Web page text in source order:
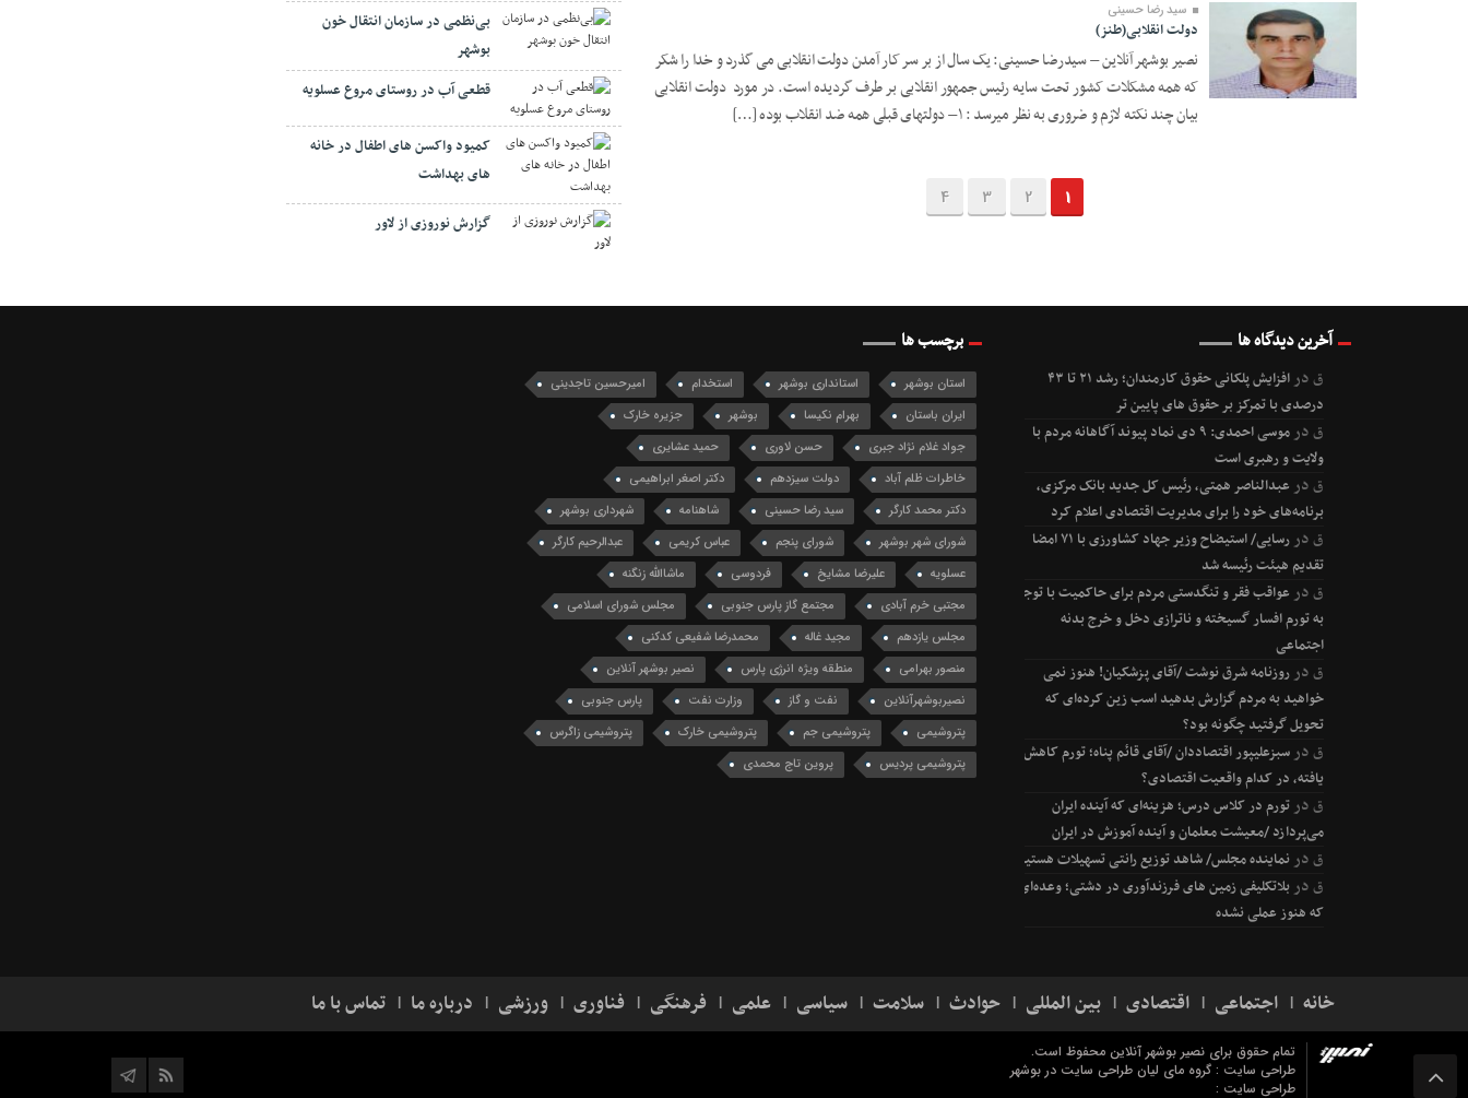
۱۸ مهر ۱۴۰۱
سید رضا حسینی
دولت انقلابی(طنز)
نصیر بوشهر آنلاین – سیدرضا حسینی: یک سال از بر سر کار آمدن دولت انقلابی می گذرد و خدا را شکر
که همه مشکلات کشور تحت سایه رئیس جمهور انقلابی بر طرف گردیده است. در مورد دولت انقلابی
بیان چند نکته لازم و ضروری به نظر میرسد : ۱– دولتهای قبلی همه ضد انقلاب بوده […]
1
2
3
4
بی‌نظمی در سازمان انتقال خون
بوشهر
قطعی آب در روستای مروع عسلویه
کمیود واکسن های اطفال در خانه
های بهداشت
گزارش نوروزی از لاور
آخرین دیدگاه ها
قدر
افزایش پلکانی حقوق کارمندان؛ رشد ۲۱ تا ۴۳
درصدی با تمرکز بر حقوق های پایین تر
قدر
موسی احمدی: ۹ دی نماد پیوند آگاهانه مردم با
ولایت و رهبری است
قدرعبدالناصر همتی، رئیس کل جدید بانک مرکزی،
برنامه‌های خود را برای مدیریت اقتصادی اعلام کرد
قدر
رسایی/ استیضاح وزیر جهاد کشاورزی با ۷۱ امضا
تقدیم هیئت رئیسه شد
قدرعواقب فقر و تنگدستی مردم برای حاکمیت با توجه
به تورم افسار گسیخته و ناترازی دخل و خرج بدنه
اجتماعی
قدرروزنامه شرق نوشت /آقای پزشکیان! هنوز نمی
خواهید به مردم گزارش بدهید اسب زین کرده‌ای که
تحویل گرفتید چگونه بود؟
قدرسبزعلیپور اقتصاددان /آقای قائم پناه؛ تورم کاهش
یافته، در کدام واقعیت اقتصادی؟
قدرتورم در کلاس درس؛ هزینه‌ای که آینده ایران
می‌پردازد /معیشت معلمان و آینده آموزش در ایران
قدرنماینده مجلس/ شاهد توزیع رانتی تسهیلات هستیم
قدربلاتکلیفی زمین های فرزندآوری در دشتی؛ وعده‌ای
که هنوز عملی نشده
برچسب ها
استان بوشهر استانداری بوشهر استخدام
امیرحسین تاجدینی
ایران باستان
بهرام نکیسا بوشهر
جزیره خارک
جواد غلام نژاد جبری
حسن لاوری
حمید عشایری
خاطرات ظلم آباد
دولت سیزدهم
دکتر اصغر ابراهیمی
دکتر محمد کارگر
سید رضا حسینی شاهنامه
شهرداری بوشهر
شورای شهر بوشهر
شورای پنجم عباس کریمی
عبدالرحیم کارگر
عسلویه
علیرضا مشایخ فردوسی
ماشاالله زنگنه
مجتبی خرم آبادی
مجتمع گاز پارس جنوبی
مجلس شورای اسلامی
مجلس یازدهم
مجید غاله
محمدرضا شفیعی کدکنی
منصور بهرامی
منطقه ویژه انرژی پارس
نصیر بوشهر آنلاین
نصیربوشهرآنلاین
نفت و گاز وزارت نفت
پارس جنوبی
پتروشیمی
پتروشیمی جم پتروشیمی خارک
پتروشیمی زاگرس
پتروشیمی پردیس
پروین تاج محمدی
خانه اجتماعی اقتصادی بین المللی حوادث سلامت سیاسی علمی فرهنگی فناوری ورزشی درباره ما تماس با ما
تمام حقوق برای نصیر بوشهر آنلاین محفوظ است.
طراحی سایت : گروه مای لیان طراحی سایت در بوشهر
طراحی سایت :